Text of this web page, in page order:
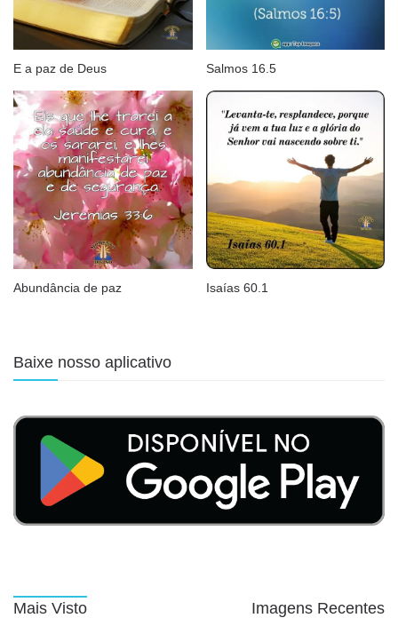
E a paz de Deus Salmos 16.5
Abundância de paz Isaías 60.1
Baixe nosso aplicativo
Mais Visto Imagens Recentes